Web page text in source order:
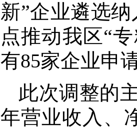
新”企业遴选
点推动我区“
有85家企业申
此次调整的
年营业收入、